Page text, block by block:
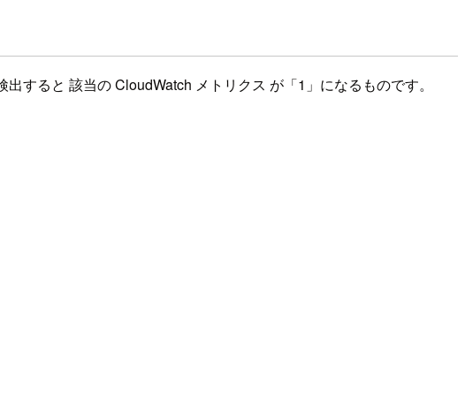
すると 該当の CloudWatch メトリクス が「1」になるものです。